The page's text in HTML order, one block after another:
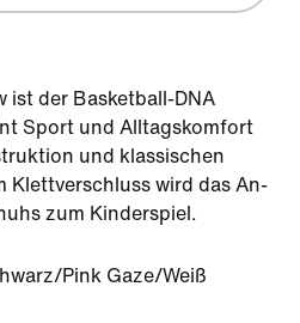
ist der Basketball-DNA
Sport und Alltagskomfort
und klassischen
Klettverschluss wird das An-
zum Kinderspiel.
Pink Gaze/Weiß